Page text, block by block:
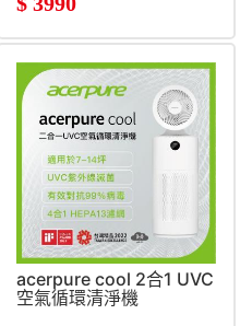
acerpure cool 2合1 UVC
空氣循環清淨機